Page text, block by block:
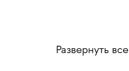
Развернуть все